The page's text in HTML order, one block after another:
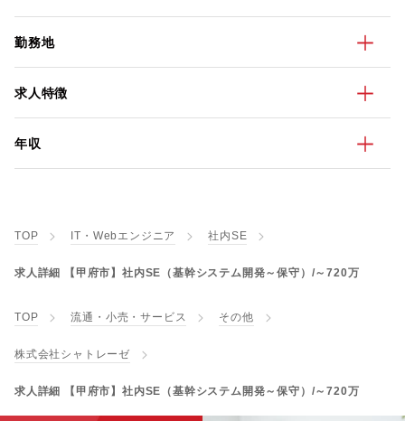
勤務地
求人特徴
年収
TOP IT・Webエンジニア 社内SE
求人詳細 【甲府市】社内SE（基幹システム開発～保守）/～720万
TOP 流通・小売・サービス その他
株式会社シャトレーゼ
求人詳細 【甲府市】社内SE（基幹システム開発～保守）/～720万